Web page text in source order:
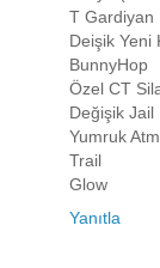
T Gardiyan
Deişik Yeni
BunnyHop
Özel CT
Değişik Jail
Yumruk
Trail
Glow
Yanıtla